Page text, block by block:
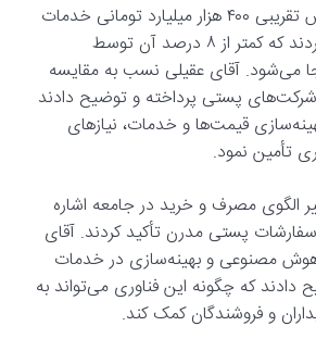
ایشان همچنین به ارزش تقریبی ۴۰۰ هزار میلیارد تومانی خدمات
پستی در ایران اشاره کردند که کمتر از ۸ درصد آن توسط
می‌شود. آقای عقیلی نسب به مقایسه
پستی پرداخته و توضیح دادند
قیمت‌ها و خدمات، نیازهای
تأمین نمود.
الگوی مصرف و خرید در جامعه اشاره
پستی مدرن تأکید کردند. آقای
هوش مصنوعی و بهینه‌سازی در خدمات
که چگونه این فناوری می‌تواند به
و فروشندگان کمک کند.